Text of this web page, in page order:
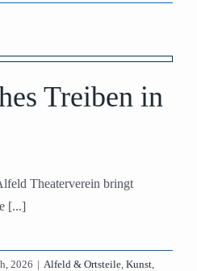
Treiben in
Theaterverein bringt
[...]
2026 | Alfeld & Ortsteile Kunst